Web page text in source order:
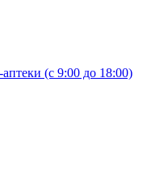
(с 9:00 до 18:00)